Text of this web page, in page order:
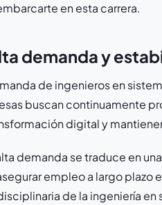
en esta carrera.
demanda y
de ingenieros en
buscan continuamente
digital y
demanda se traduce en
empleo a largo plazo
de la ingeniería